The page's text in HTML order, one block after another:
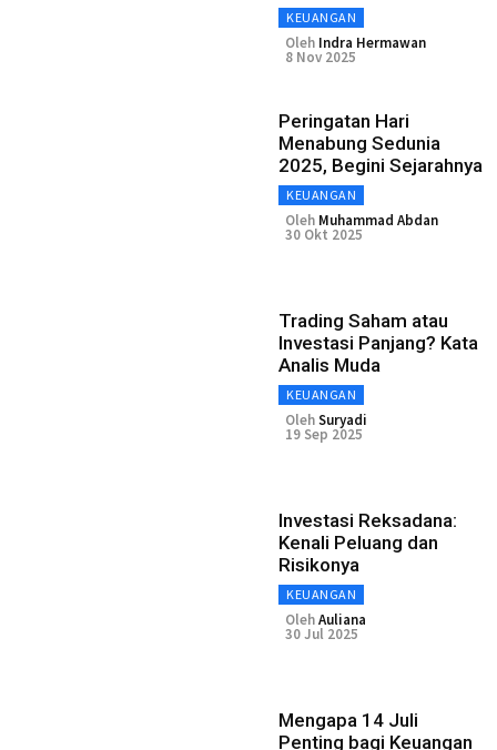
KEUANGAN
Oleh Indra Hermawan
8 Nov 2025
Peringatan Hari
Menabung Sedunia
2025, Begini Sejarahnya
KEUANGAN
Oleh Muhammad Abdan
30 Okt 2025
Trading Saham atau
Investasi Panjang? Kata
Analis Muda
KEUANGAN
OlehSuryadi
19 Sep 2025
Investasi Reksadana:
Kenali Peluang dan
Risikonya
KEUANGAN
OlehAuliana
30 Jul 2025
Mengapa 14 Juli
Penting bagi Keuangan